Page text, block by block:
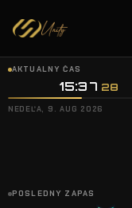
AKTUÁLNY ČAS
15:37 28
NEDEĽA, 9. AUG 2026
POSLEDNÝ ZÁPAS